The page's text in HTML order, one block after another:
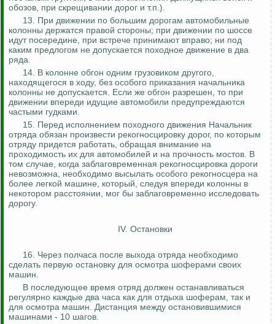
обозов, при скрещивании дорог и т.п.).
13. При движении по большим дорогам автомобильные
колонны держатся правой стороны; при движении по шоссе
идут посередине, при встрече принимают вправо; ни под
каким предлогом не допускается походное движение в два
ряда.
14. В колонне обгон одним грузовиком другого,
находящегося в ходу, без особого приказания начальника
колонны не допускается. Если же обгон разрешен, то при
движении впереди идущие автомобили предупреждаются
частыми гудками.
15. Перед исполнением походного движения Начальник
отряда обязан произвести рекогносцировку дорог, по которым
отряду придется работать, обращая внимание на
проходимость их для автомобилей и на прочность мостов. В
том случае, когда заблаговременная рекогносцировка дороги
невозможна, необходимо высылать особого рекогносцера на
более легкой машине, который, следуя впереди колонны в
некотором расстоянии, мог бы заблаговременно исследовать
дорогу.
IV. Остановки
16. Через полчаса после выхода отряда необходимо
сделать первую остановку для осмотра шоферами своих
машин.
В последующее время отряд должен останавливаться
регулярно каждые два часа как для отдыха шоферам, так и
для осмотра машин. Дистанция между остановившимися
машинами - 10 шагов.